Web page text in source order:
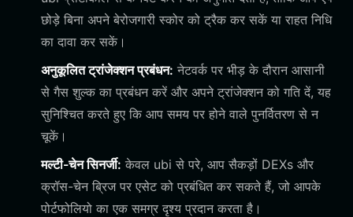
छोड़े बिना अपने बेरोजगारी स्कोर को ट्रैक कर सकें या राहत निधि
का दावा कर सकें।
अनुकूलित ट्रांजेक्शन प्रबंधन: नेटवर्क पर भीड़ के दौरान आसानी
से गैस शुल्क का प्रबंधन करें और अपने ट्रांजेक्शन को गति दें, यह
सुनिश्चित करते हुए कि आप समय पर होने वाले पुनर्वितरण से न
चूकें।
मल्टी-चेन सिनर्जी: केवल ubi से परे, आप सैकड़ों DEXs और
क्रॉस-चेन ब्रिज पर एसेट को प्रबंधित कर सकते हैं, जो आपके
पोर्टफोलियो का एक समग्र दृश्य प्रदान करता है।